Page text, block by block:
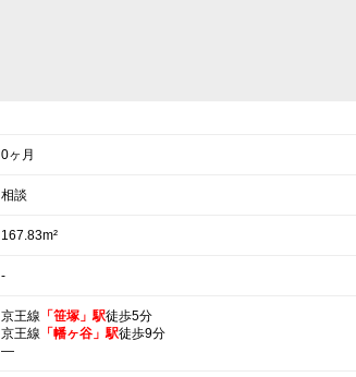
0ヶ月
相談
167.83m²
-
京王線 「笹塚」駅徒歩5分
京王線 「幡ヶ谷」駅徒歩9分
―